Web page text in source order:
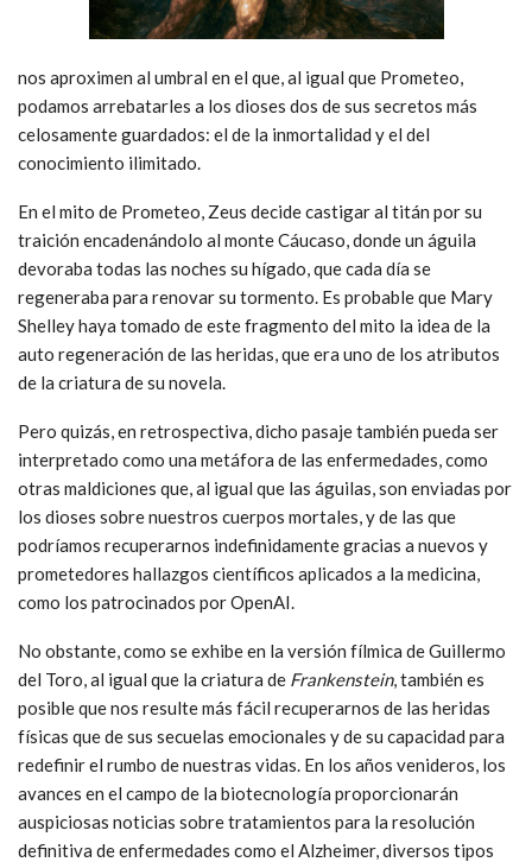
nos aproximen al umbral en el que, al igual que Prometeo,
podamos arrebatarles a los dioses dos de sus secretos más
celosamente guardados: el de la inmortalidad y el del
conocimiento ilimitado.
En el mito de Prometeo, Zeus decide castigar al titán por su
traición encadenándolo al monte Cáucaso, donde un águila
devoraba todas las noches su hígado, que cada día se
regeneraba para renovar su tormento. Es probable que Mary
Shelley haya tomado de este fragmento del mito la idea de la
auto regeneración de las heridas, que era uno de los atributos
de la criatura de su novela.
Pero quizás, en retrospectiva, dicho pasaje también pueda ser
interpretado como una metáfora de las enfermedades, como
otras maldiciones que, al igual que las águilas, son enviadas por
los dioses sobre nuestros cuerpos mortales, y de las que
podríamos recuperarnos indefinidamente gracias a nuevos y
prometedores hallazgos científicos aplicados a la medicina,
como los patrocinados por OpenAI.
No obstante, como se exhibe en la versión fílmica de Guillermo
del Toro, al igual que la criatura de Frankenstein, también es
posible que nos resulte más fácil recuperarnos de las heridas
físicas que de sus secuelas emocionales y de su capacidad para
redefinir el rumbo de nuestras vidas. En los años venideros, los
avances en el campo de la biotecnología proporcionarán
auspiciosas noticias sobre tratamientos para la resolución
definitiva de enfermedades como el Alzheimer, diversos tipos